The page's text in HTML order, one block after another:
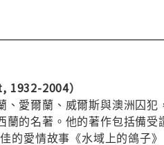
1932-2004）
愛爾蘭、威爾斯與澳洲囚
的名著。他的著作包括備
的愛情故事《水域上的鴿子